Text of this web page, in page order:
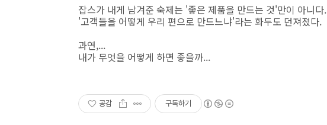
잡스가 내게 남겨준 숙제는 '좋은 제품을 만드는 것'만이 아니다.
'고객들을 어떻게 우리 편으로 만드느냐'라는 화두도 던져졌다.
과연,...
내가 무엇을 어떻게 하면 좋을까...
공감 구독하기